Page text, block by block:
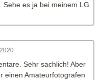
Sehe es ja bei meinem LG
Sehr sachlich! Aber
einen Amateurfotografen